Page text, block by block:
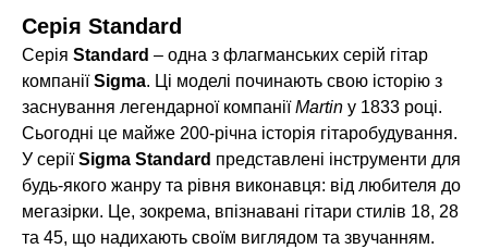
Серія Standard
Серія Standard – одна з флагманських серій гітар
компаніїSigma. Ці моделі починають свою історію з
заснування легендарної компаніїMartin у 1833 році.
Сьогодні це майже 200-річна історія гітаробудування.
У серіїSigma Standard представлені інструменти для
будь-якого жанру та рівня виконавця: від любителя до
мегазірки. Це, зокрема, впізнавані гітари стилів 18, 28
та 45, що надихають своїм виглядом та звучанням.